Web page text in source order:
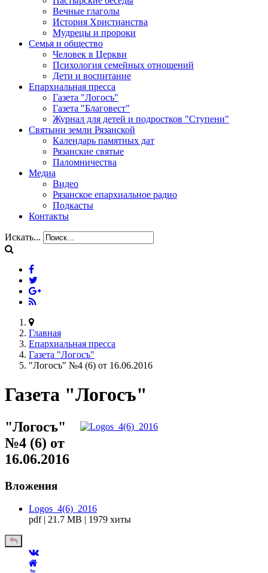
Вечные глаголы
История Христианства
Мудрецы и пророки
Семья и общество
Человек в Церкви
Психология семейных отношений
Дети и воспитание
Епархиальная пресса
Газета "Логосъ"
Газета "Благовест"
Журнал для детей и подростков "Ступени"
Святыни земли Рязанской
Календарь памятных дат
Рязанские святые
Паломничества
Медиа
Видео
Рязанское епархиальное радио
Подкасты
Контакты
Искать...
Главная
Епархиальная пресса
Газета "Логосъ"
"Логосъ" №4 (6) от 16.06.2016
Газета "Логосъ"
"Логосъ"
№4 (6) от
16.06.2016
Вложения
Logos_4(6)_2016
pdf | 21.7 MB | 1979 хиты